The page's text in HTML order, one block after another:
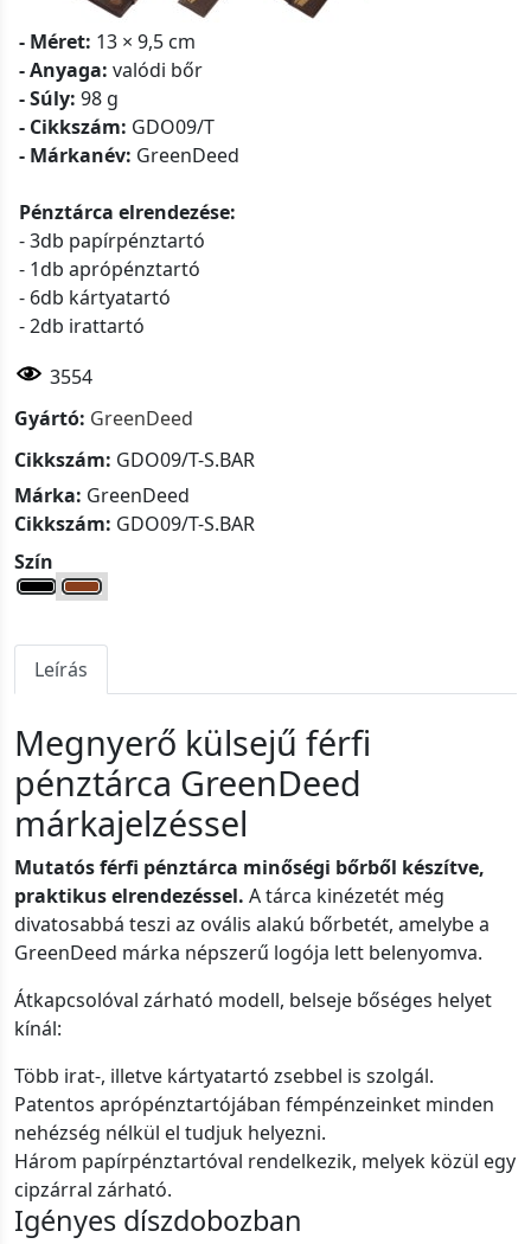
- Méret: 13 × 9,5 cm
- Anyaga: valódi bőr
- Súly: 98 g
- Cikkszám: GDO09/T
- Márkanév: GreenDeed
Pénztárca elrendezése:
- 3db papírpénztartó
- 1db aprópénztartó
- 6db kártyatartó
- 2db irattartó
3554
Gyártó: GreenDeed
Cikkszám: GDO09/T-S.BAR
Márka: GreenDeed
Cikkszám: GDO09/T-S.BAR
Szín
Leírás
Megnyerő külsejű férfi
pénztárca GreenDeed
márkajelzéssel
Mutatós férfi pénztárca minőségi bőrből készítve,
praktikus elrendezéssel. A tárca kinézetét még
divatosabbá teszi az ovális alakú bőrbetét, amelybe a
GreenDeed márka népszerű logója lett belenyomva.
Átkapcsolóval zárható modell, belseje bőséges helyet
kínál:
Több irat-, illetve kártyatartó zsebbel is szolgál.
Patentos aprópénztartójában fémpénzeinket minden
nehézség nélkül el tudjuk helyezni.
Három papírpénztartóval rendelkezik, melyek közül egy
cipzárral zárható.
Igényes díszdobozban